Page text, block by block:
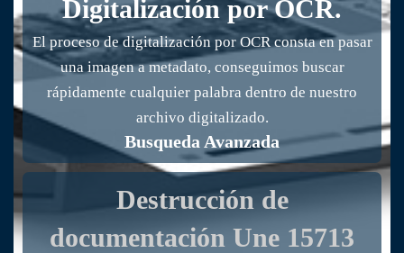
Digitalización por OCR.
El proceso de digitalización por OCR consta en pasar
una imagen a metadato, conseguimos buscar
rápidamente cualquier palabra dentro de nuestro
archivo digitalizado.
Busqueda Avanzada
Destrucción de
documentación Une 15713